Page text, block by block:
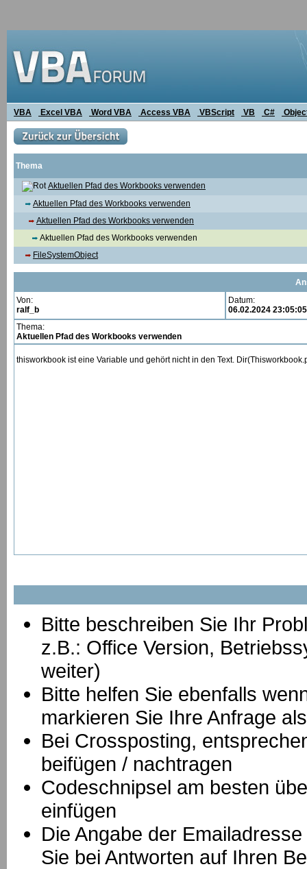
VBA Excel VBA Word VBA Access VBA VBScript VB C#
Thema
Aktuellen Pfad des Workbooks verwenden
Aktuellen Pfad des Workbooks verwenden
Aktuellen Pfad des Workbooks verwenden
Aktuellen Pfad des Workbooks verwenden
FileSystemObject
Von:
ralf_b
Datum:
06.02.2024 23:05:05
Thema:
Aktuellen Pfad des Workbooks verwenden
thisworkbook ist eine Variable und gehört nicht in den Text.
Bitte beschreiben Sie Ihr
z.B.: Office Version,
weiter)
Bitte helfen Sie ebenfalls
markieren Sie Ihre Anfrage
Bei Crossposting,
beifügen / nachtragen
Codeschnipsel am besten
einfügen
Die Angabe der
Sie bei Antworten auf Ihren